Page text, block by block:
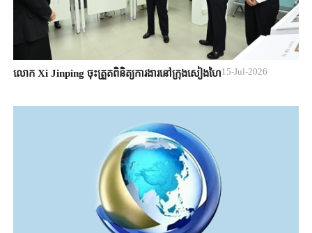
លោក Xi Jinping ចុះត្រួតពិនិត្យការងារនៅក្រុងសៀងហៃ15-Jul-2026